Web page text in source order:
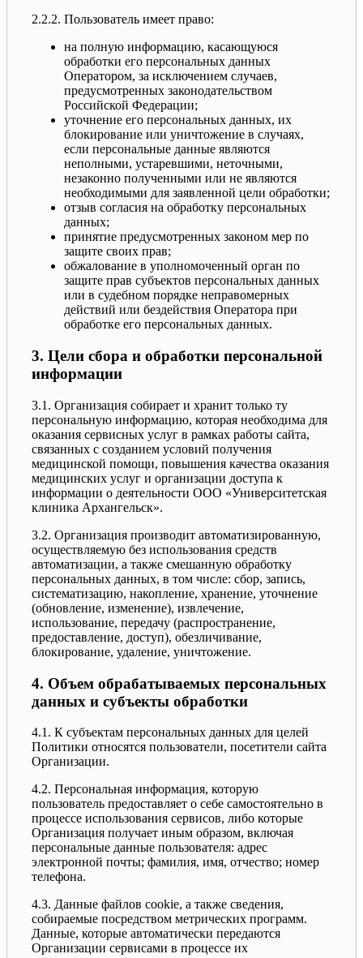
2.2.2. Пользователь имеет право:
на полную информацию, касающуюся
обработки его персональных данных
Оператором, за исключением случаев,
предусмотренных законодательством
Российской Федерации;
уточнение его персональных данных, их
блокирование или уничтожение в случаях,
если персональные данные являются
неполными, устаревшими, неточными,
незаконно полученными или не являются
необходимыми для заявленной цели обработки;
отзыв согласия на обработку персональных
данных;
принятие предусмотренных законом мер по
защите своих прав;
обжалование в уполномоченный орган по
защите прав субъектов персональных данных
или в судебном порядке неправомерных
действий или бездействия Оператора при
обработке его персональных данных.
3. Цели сбора и обработки персональной
информации
3.1. Организация собирает и хранит только ту
персональную информацию, которая необходима для
оказания сервисных услуг в рамках работы сайта,
связанных с созданием условий получения
медицинской помощи, повышения качества оказания
медицинских услуг и организации доступа к
информации о деятельности ООО «Университетская
клиника Архангельск».
3.2. Организация производит автоматизированную,
осуществляемую без использования средств
автоматизации, а также смешанную обработку
персональных данных, в том числе: сбор, запись,
систематизацию, накопление, хранение, уточнение
(обновление, изменение), извлечение,
использование, передачу (распространение,
предоставление, доступ), обезличивание,
блокирование, удаление, уничтожение.
4. Объем обрабатываемых персональных
данных и субъекты обработки
4.1. К субъектам персональных данных для целей
Политики относятся пользователи, посетители сайта
Организации.
4.2. Персональная информация, которую
пользователь предоставляет о себе самостоятельно в
процессе использования сервисов, либо которые
Организация получает иным образом, включая
персональные данные пользователя: адрес
электронной почты; фамилия, имя, отчество; номер
телефона.
4.3. Данные файлов cookie, а также сведения,
собираемые посредством метрических программ.
Данные, которые автоматически передаются
Организации сервисами в процессе их